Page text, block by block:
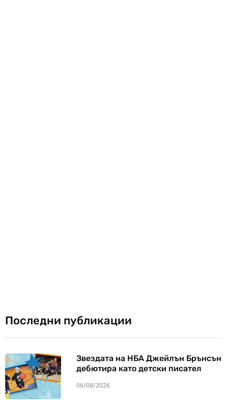
Последни публикации
Звездата на НБА Джейлън Брънсън
дебютира като детски писател
06/08/2026